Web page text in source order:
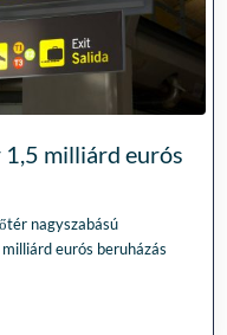
milliárd eurós
nagyszabású
eurós beruházás